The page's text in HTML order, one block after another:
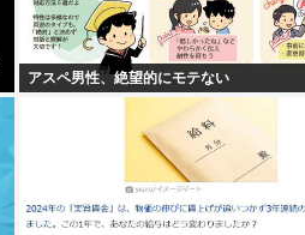
アスペ男性、絶望的にモテない